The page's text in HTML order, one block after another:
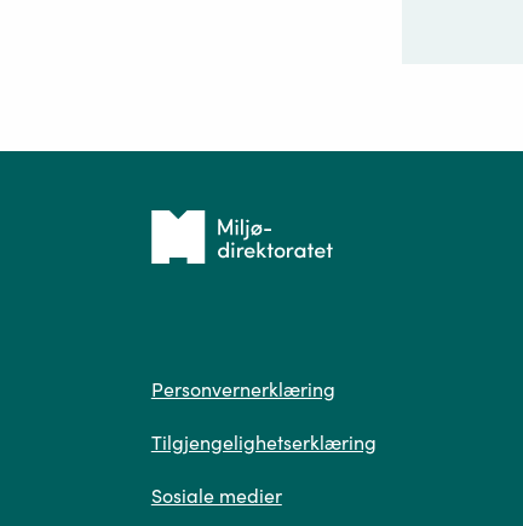
Tilbake
Personvern
Personvernerklæring
Tilgjengelighetserklæring
Sosiale medier